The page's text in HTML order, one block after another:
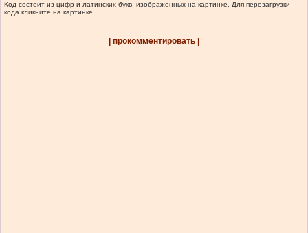
Код состоит из цифр и латинских букв, изображенных на картинке. Для перезагрузки
кода кликните на картинке.
| прокомментировать |